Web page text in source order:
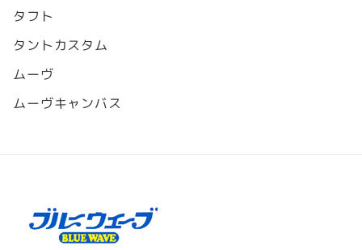
タフト
タントカスタム
ムーヴ
ムーヴキャンバス